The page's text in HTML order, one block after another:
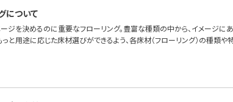
について
ジを決めるのに重要なフローリング。豊富な種類の中から、イメージに
っと用途に応じた床材選びができるよう、各床材（フローリング）の種類や